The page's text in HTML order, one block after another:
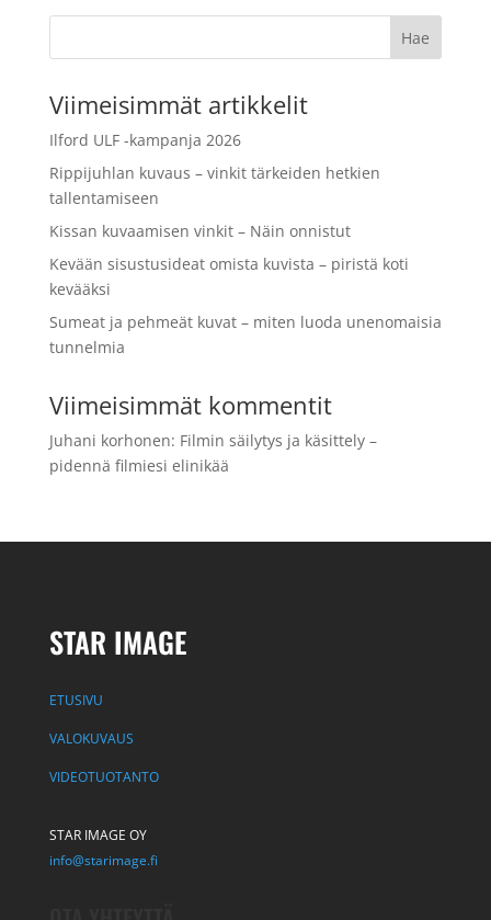
Viimeisimmät artikkelit
Ilford ULF -kampanja 2026
Rippijuhlan kuvaus – vinkit tärkeiden hetkien
tallentamiseen
Kissan kuvaamisen vinkit – Näin onnistut
Kevään sisustusideat omista kuvista – piristä koti
kevääksi
Sumeat ja pehmeät kuvat – miten luoda unenomaisia
tunnelmia
Viimeisimmät kommentit
Juhani korhonen: Filmin säilytys ja käsittely –
pidennä filmiesi elinikää
STAR IMAGE
ETUSIVU
VALOKUVAUS
VIDEOTUOTANTO
STAR IMAGE OY
info@starimage.fi